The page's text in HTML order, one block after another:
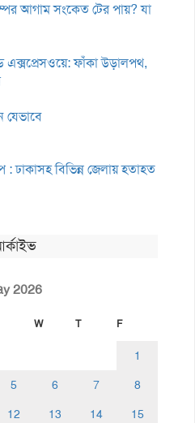
আগাম সংকেত টের পায়? যা
এক্সপ্রেসওয়ে: ফাঁকা উড়ালপথ,
: ঢাকাসহ বিভিন্ন জেলায় হতাহত
2026
W T F
1
5 6 7
8
12 13 14
15